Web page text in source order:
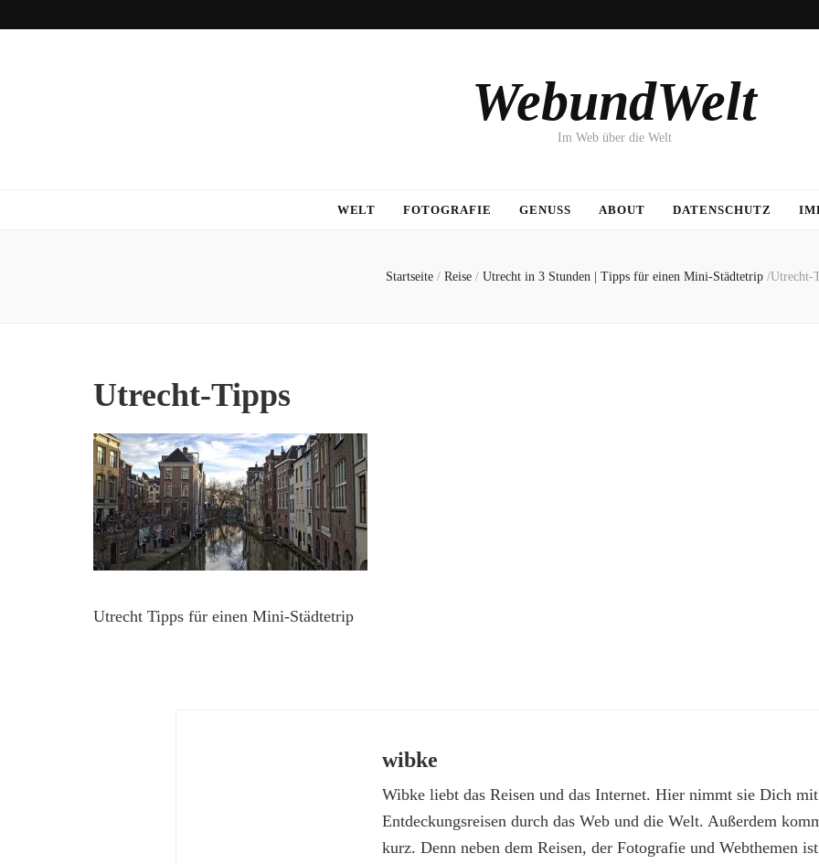
WebundWelt
Im Web über die Welt
WELT FOTOGRAFIE GENUSS ABOUT DATENSCHUTZ
Startseite / Reise / Utrecht in 3 Stunden | Tipps für einen Mini-Städtetrip /Utrecht-
Utrecht-Tipps
Utrecht Tipps für einen Mini-Städtetrip
wibke
Wibke liebt das Reisen und das Internet. Hier nimmt sie Dich
Entdeckungsreisen durch das Web und die Welt. Außerdem
kurz. Denn neben dem Reisen, der Fotografie und Webthemen